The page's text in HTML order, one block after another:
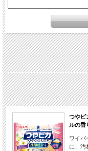
つやピ
ルの香
ワイパ
に、汚